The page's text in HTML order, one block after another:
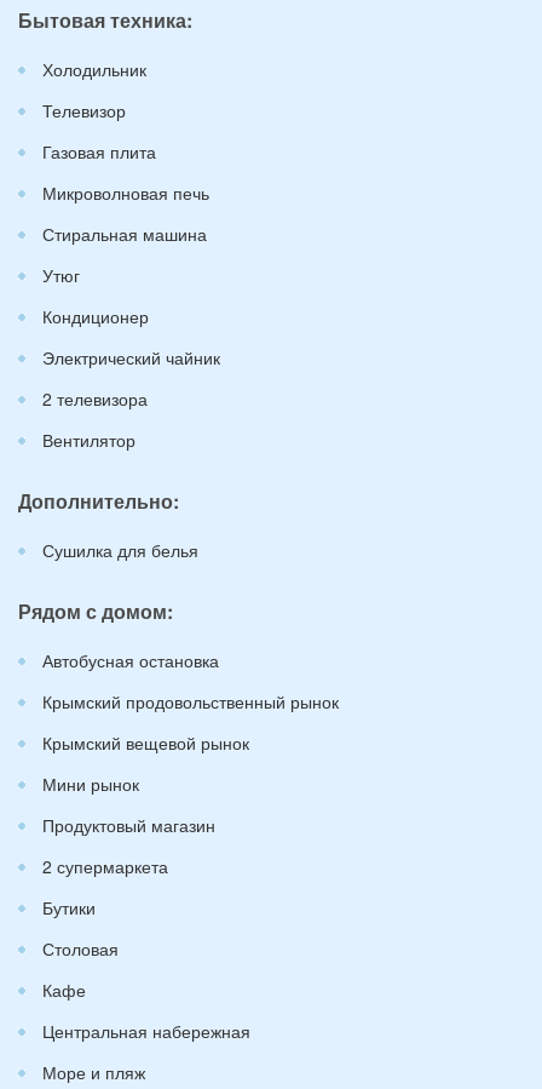
Бытовая техника:
Холодильник
Телевизор
Газовая плита
Микроволновая печь
Стиральная машина
Утюг
Кондиционер
Электрический чайник
2 телевизора
Вентилятор
Дополнительно:
Сушилка для белья
Рядом с домом:
Автобусная остановка
Крымский продовольственный рынок
Крымский вещевой рынок
Мини рынок
Продуктовый магазин
2 супермаркета
Бутики
Столовая
Кафе
Центральная набережная
Море и пляж